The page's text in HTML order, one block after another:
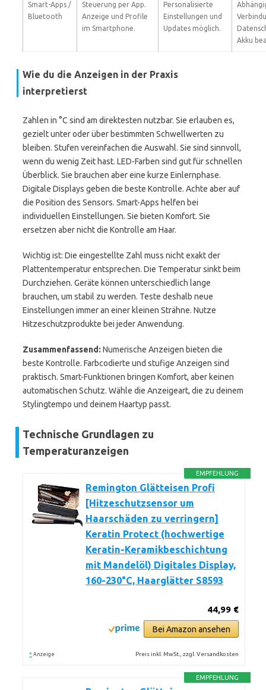
Smart-Apps /
Bluetooth
Steuerung per App.
Anzeige und Profile
im Smartphone.
Personalisierte
Einstellungen und
Updates möglich.
Akku
Wie du die Anzeigen in der Praxis
interpretierst
Zahlen in °C sind am direktesten nutzbar. Sie erlauben es,
gezielt unter oder über bestimmten Schwellwerten zu
bleiben. Stufen vereinfachen die Auswahl. Sie sind sinnvoll,
wenn du wenig Zeit hast. LED-Farben sind gut für schnellen
Überblick. Sie brauchen aber eine kurze Einlernphase.
Digitale Displays geben die beste Kontrolle. Achte aber auf
die Position des Sensors. Smart-Apps helfen bei
individuellen Einstellungen. Sie bieten Komfort. Sie
ersetzen aber nicht die Kontrolle am Haar.
Wichtig ist: Die eingestellte Zahl muss nicht exakt der
Plattentemperatur entsprechen. Die Temperatur sinkt beim
Durchziehen. Geräte können unterschiedlich lange
brauchen, um stabil zu werden. Teste deshalb neue
Einstellungen immer an einer kleinen Strähne. Nutze
Hitzeschutzprodukte bei jeder Anwendung.
Zusammenfassend: Numerische Anzeigen bieten die
beste Kontrolle. Farbcodierte und stufige Anzeigen sind
praktisch. Smart-Funktionen bringen Komfort, aber keinen
automatischen Schutz. Wähle die Anzeigeart, die zu deinem
Stylingtempo und deinem Haartyp passt.
Technische Grundlagen zu
Temperaturanzeigen
EMPFEHLUNG
Remington Glätteisen Profi
[Hitzeschutzsensor um
Haarschäden zu verringern]
Keratin Protect (hochwertige
Keratin-Keramikbeschichtung
mit Mandelöl) Digitales Display,
160-230°C, Haarglätter S8593
44,99 €
Bei Amazon ansehen
* Anzeige Preis inkl. MwSt., zzgl. Versandkosten
EMPFEHLUNG